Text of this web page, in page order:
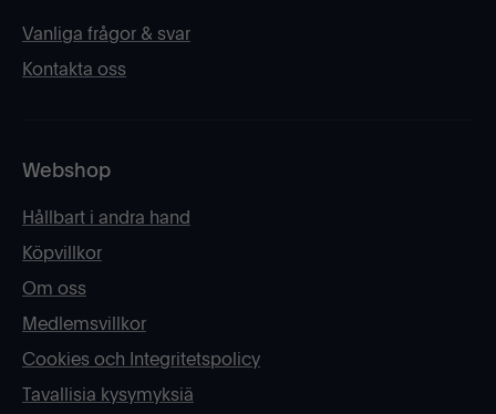
Vanliga frågor & svar
Kontakta oss
Webshop
Hållbart i andra hand
Köpvillkor
Om oss
Medlemsvillkor
Cookies och Integritetspolicy
Tavallisia kysymyksiä